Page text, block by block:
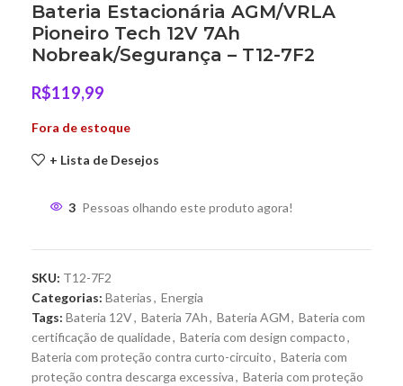
Bateria Estacionária AGM/VRLA
Pioneiro Tech 12V 7Ah
Nobreak/Segurança – T12-7F2
R$119,99
Fora de estoque
+ Lista de Desejos
3 Pessoas olhando este produto agora!
SKU: T12-7F2
Categorias: Baterias, Energia
Tags: Bateria 12V, Bateria 7Ah, Bateria AGM, Bateria com
certificação de qualidade, Bateria com design compacto,
Bateria com proteção contra curto-circuito, Bateria com
proteção contra descarga excessiva, Bateria com proteção